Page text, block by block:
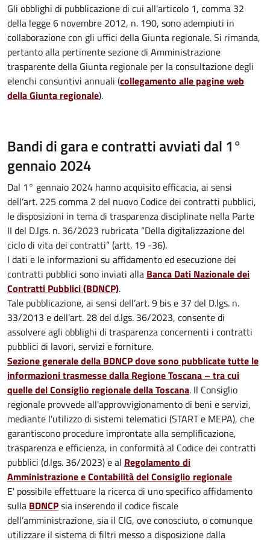
Gli obblighi di pubblicazione di cui all'articolo 1, comma 32
della legge 6 novembre 2012, n. 190, sono adempiuti in
collaborazione con gli uffici della Giunta regionale. Si rimanda,
pertanto alla pertinente sezione di Amministrazione
trasparente della Giunta regionale per la consultazione degli
elenchi consuntivi annuali (collegamento alle pagine web
della Giunta regionale).
Bandi di gara e contratti avviati dal 1°
gennaio 2024
Dal 1° gennaio 2024 hanno acquisito efficacia, ai sensi
dell’art. 225 comma 2 del nuovo Codice dei contratti pubblici,
le disposizioni in tema di trasparenza disciplinate nella Parte
II del D.lgs. n. 36/2023 rubricata “Della digitalizzazione del
ciclo di vita dei contratti” (artt. 19 -36).
I dati e le informazioni su affidamento ed esecuzione dei
contratti pubblici sono inviati alla Banca Dati Nazionale dei
Contratti Pubblici (BDNCP).
Tale pubblicazione, ai sensi dell’art. 9 bis e 37 del D.lgs. n.
33/2013 e dell’art. 28 del d.lgs. 36/2023, consente di
assolvere agli obblighi di trasparenza concernenti i contratti
pubblici di lavori, servizi e forniture.
Sezione generale della BDNCP dove sono pubblicate tutte le
informazioni trasmesse dalla Regione Toscana – tra cui
quelle del Consiglio regionale della Toscana. Il Consiglio
regionale provvede all'approvvigionamento di beni e servizi,
mediante l'utilizzo di sistemi telematici (START e MEPA), che
garantiscono procedure improntate alla semplificazione,
trasparenza e efficienza, in conformità al Codice dei contratti
pubblici (d.lgs. 36/2023) e al Regolamento di
Amministrazione e Contabilità del Consiglio regionale
E' possibile effettuare la ricerca di uno specifico affidamento
sulla BDNCPsia inserendo il codice fiscale
dell’amministrazione, sia il CIG, ove conosciuto, o comunque
utilizzare il sistema di filtri messo a disposizione dalla